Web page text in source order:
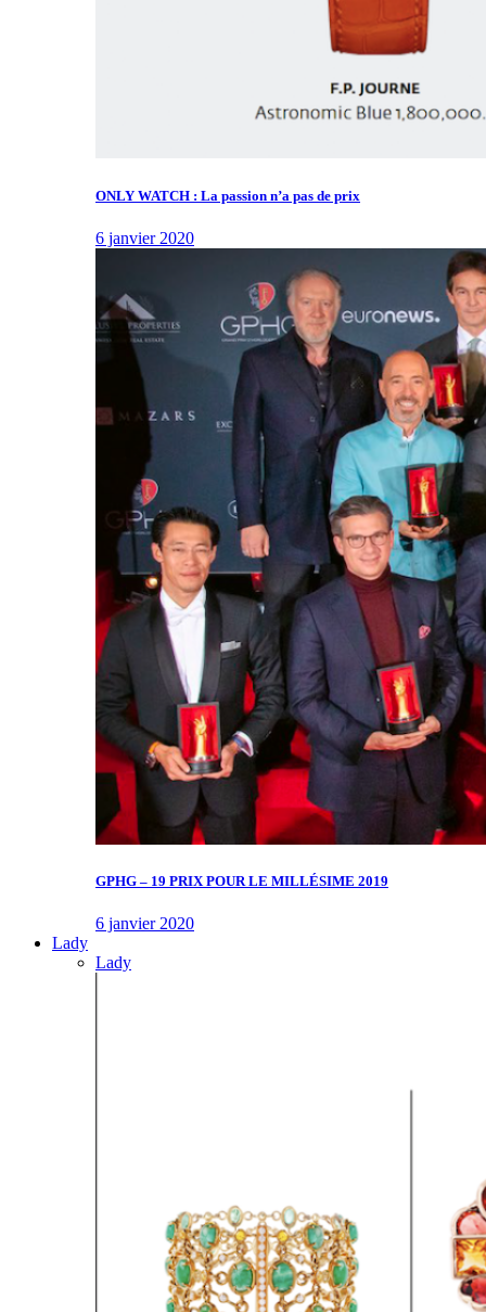
ONLY WATCH : La passion n’a pas de prix
6 janvier 2020
GPHG – 19 PRIX POUR LE MILLÉSIME 2019
6 janvier 2020
Lady
Lady